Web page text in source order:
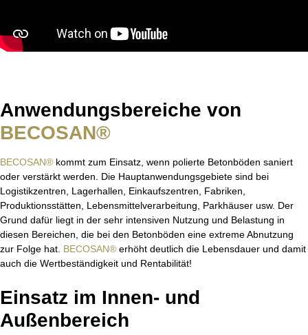
Anwendungsbereiche von
BECOSAN®
BECOSAN® kommt zum Einsatz, wenn polierte Betonböden saniert
oder verstärkt werden. Die Hauptanwendungsgebiete sind bei
Logistikzentren, Lagerhallen, Einkaufszentren, Fabriken,
Produktionsstätten, Lebensmittelverarbeitung, Parkhäuser usw. Der
Grund dafür liegt in der sehr intensiven Nutzung und Belastung in
diesen Bereichen, die bei den Betonböden eine extreme Abnutzung
zur Folge hat. BECOSAN® erhöht deutlich die Lebensdauer und damit
auch die Wertbeständigkeit und Rentabilität!
Einsatz im Innen- und
Außenbereich